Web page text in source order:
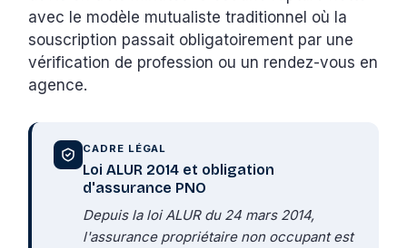
avec le modèle mutualiste traditionnel où la
souscription passait obligatoirement par une
vérification de profession ou un rendez-vous en
agence.
CADRE LÉGAL
Loi ALUR 2014 et obligation
d'assurance PNO
Depuis la loi ALUR du 24 mars 2014,
l'assurance propriétaire non occupant est